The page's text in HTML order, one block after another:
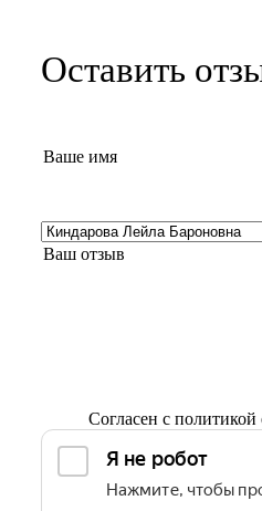
Оставить
Согласен с политикой